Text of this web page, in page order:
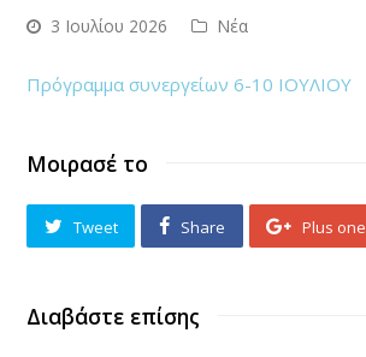
3 Ιουλίου 2026 Νέα
Πρόγραμμα συνεργείων 6-10 ΙΟΥΛΙΟΥ
Μοιρασέ το
Tweet Share Plus one
Διαβάστε επίσης